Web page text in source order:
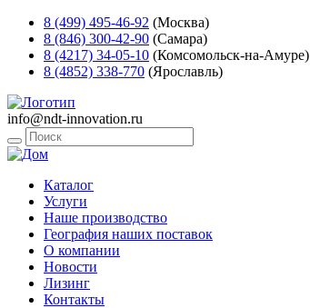
8 (499) 495-46-92 (Москва)
8 (846) 300-42-90 (Самара)
8 (4217) 34-05-10 (Комсомольск-на-Амуре)
8 (4852) 338-770 (Ярославль)
info@ndt-innovation.ru
Каталог
Услуги
Наше производство
География наших поставок
О компании
Новости
Лизинг
Контакты